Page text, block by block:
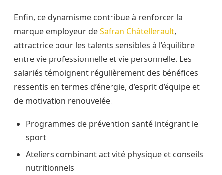
Enfin, ce dynamisme contribue à renforcer la
marque employeur deSafran Châtellerault,
attractrice pour les talents sensibles à l’équilibre
entre vie professionnelle et vie personnelle. Les
salariés témoignent régulièrement des bénéfices
ressentis en termes d’énergie, d’esprit d’équipe et
de motivation renouvelée.
Programmes de prévention santé intégrant le
sport
Ateliers combinant activité physique et conseils
nutritionnels